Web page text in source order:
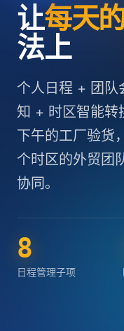
让每天
法上
个人日程 + 团队
知 + 时区智能转
下午的工厂验货
个时区的外贸团
协同。
8
日程管理子项